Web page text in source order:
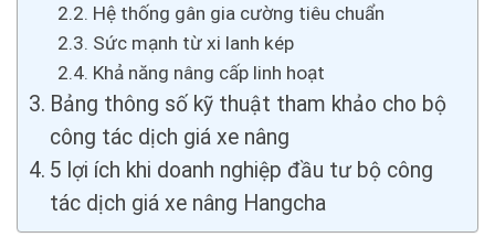
Hệ thống gân gia cường tiêu chuẩn
Sức mạnh từ xi lanh kép
Khả năng nâng cấp linh hoạt
Bảng thông số kỹ thuật tham khảo cho bộ
công tác dịch giá xe nâng
5 lợi ích khi doanh nghiệp đầu tư bộ công
tác dịch giá xe nâng Hangcha